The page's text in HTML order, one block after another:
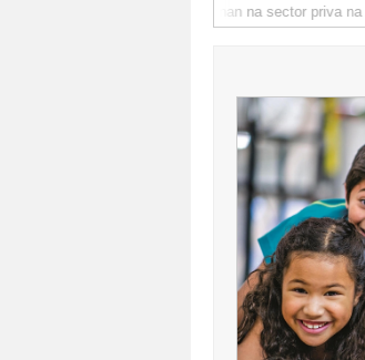
Prestamonan na sector priva na